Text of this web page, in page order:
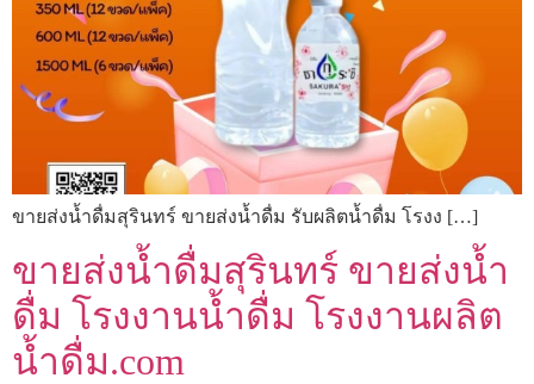
ขายส่งน้ำดื่มสุรินทร์ ขายส่งน้ำดื่ม รับผลิตน้ำดื่ม โรงง […]
ขายส่งน้ำดื่มสุรินทร์ ขายส่งน้ำ
ดื่ม โรงงานน้ำดื่ม โรงงานผลิต
น้ำดื่ม.com